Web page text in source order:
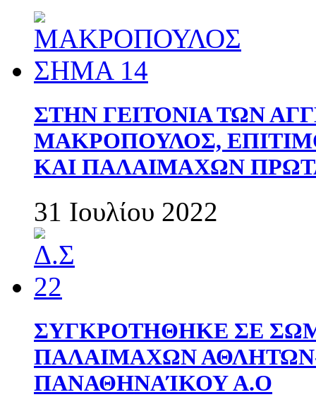
ΣΤΗΝ ΓΕΙΤΟΝΙΑ ΤΩΝ
ΜΑΚΡΟΠΟΥΛΟΣ,
ΚΑΙ ΠΑΛΑΙΜΑΧΩΝ
31 Ιουλίου 2022
ΣΥΓΚΡΟΤΗΘΗΚΕ ΣΕ
ΠΑΛΑΙΜΑΧΩΝ
ΠΑΝΑΘΗΝΑΊΚΟΥ Α.Ο